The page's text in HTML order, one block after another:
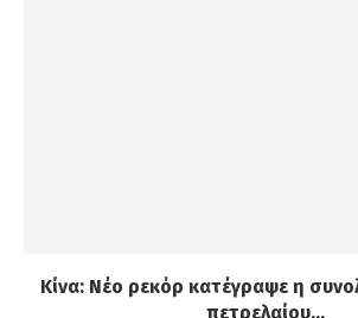
Κίνα: Νέο ρεκόρ κατέγραψε η
πετρελαίου...